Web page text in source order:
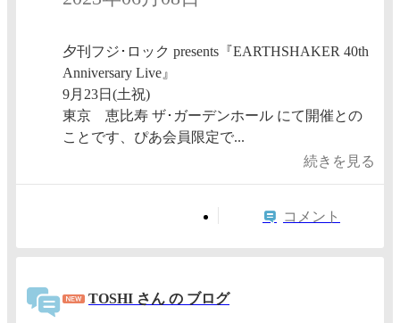
夕刊フジ･ロック presents『EARTHSHAKER 40th
Anniversary Live』
9月23日(土祝)
東京 恵比寿 ザ･ガーデンホール にて開催との
ことです、ぴあ会員限定で...
続きを見る
コメント
TOSHI さん の ブログ